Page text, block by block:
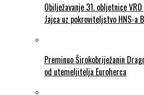
Obilježavanje 31. obljetnice
Jajca uz pokroviteljstvo HNS-a
Preminuo Širokobriježanin
od utemeljitelja Euroherca